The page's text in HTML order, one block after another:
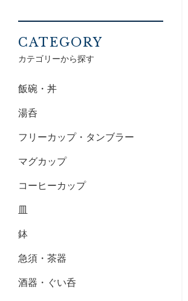
CATEGORY
カテゴリーから探す
飯碗・丼
湯呑
フリーカップ・タンブラー
マグカップ
コーヒーカップ
皿
鉢
急須・茶器
酒器・ぐい呑